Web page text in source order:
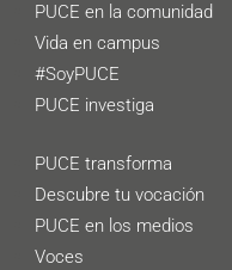
PUCE en la comunidad
Vida en campus
#SoyPUCE
PUCE investiga
PUCE transforma
Descubre tu vocación
PUCE en los medios
Voces